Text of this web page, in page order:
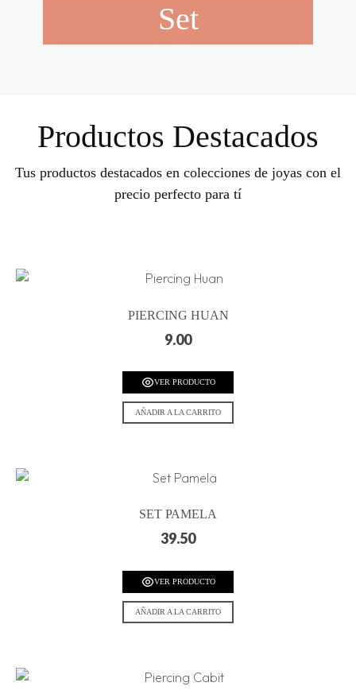
Set
Productos Destacados
Tus productos destacados en colecciones de joyas con el
precio perfecto para tí
PIERCING HUAN
9.00
VER PRODUCTO
AÑADIR A LA CARRITO
SET PAMELA
39.50
VER PRODUCTO
AÑADIR A LA CARRITO